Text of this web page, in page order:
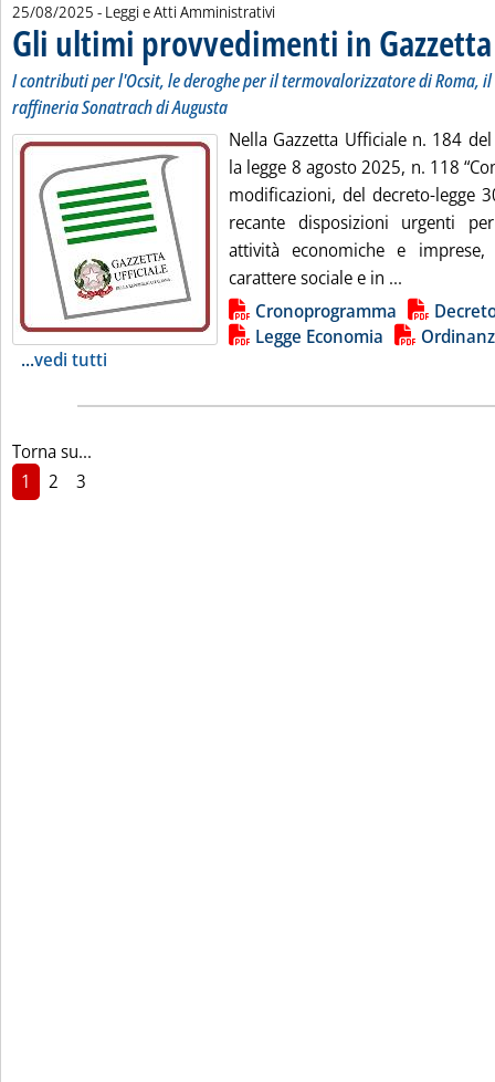
25/08/2025 - Leggi e Atti Amministrativi
Gli ultimi provvedimenti in Gazzetta
I contributi per l'Ocsit, le deroghe per il termovalorizzatore di Roma,
raffineria Sonatrach di Augusta
Nella Gazzetta Ufficiale n. 184
la legge 8 agosto 2025, n. 118
modificazioni, del decreto-legge
recante disposizioni urgenti
attività economiche e
carattere sociale e in ...
Lista allegati PDF alla notiziaCronoprogramma
Legge Economia
...vedi tutti
Torna su...
1
2 3